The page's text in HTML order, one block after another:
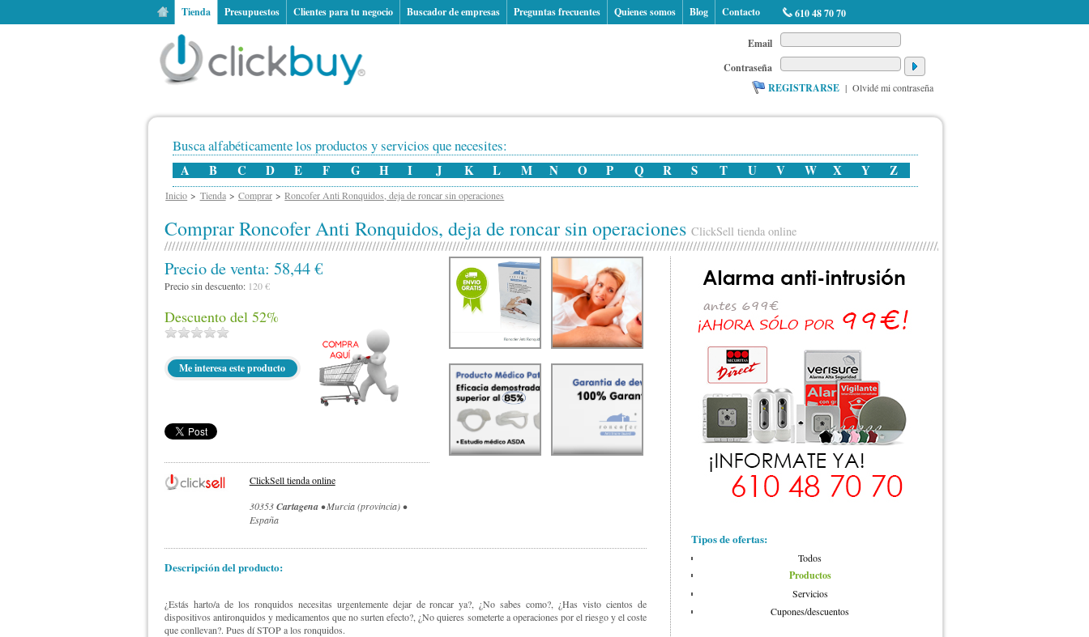
Tienda Presupuestos Clientes para tu negocio Buscador de empresas Preguntas frecuentes Quienes somos Blog Contacto 610 48 70 70
Email
Contraseña
REGISTRARSE | Olvidé mi contraseña
Busca alfabéticamente los productos y servicios que necesites:
A B C D E F G H I J K L M N O P Q R S T U V W X Y Z
Inicio Tienda Comprar Roncofer Anti Ronquidos, deja de roncar sin operaciones
ComprarRoncofer Anti Ronquidos, deja de roncar sin operaciones ClickSell tienda online
Precio de venta: 58,44 €
Precio sin descuento: 120 €
Descuento del 52%
Me interesa este producto
ClickSell tienda online
30353Cartagena• Murcia (provincia) •
España
Descripción del producto:
¿Estás harto/a de los ronquidos necesitas urgentemente dejar de roncar ya?, ¿No sabes como?, ¿Has visto cientos de
dispositivos antironquidos y medicamentos que no surten efecto?, ¿No quieres someterte a operaciones por el riesgo y el coste
que conllevan?. Pues dí STOP a los ronquidos.
Tipos de ofertas:
Todos
Productos
Servicios
Cupones/descuentos